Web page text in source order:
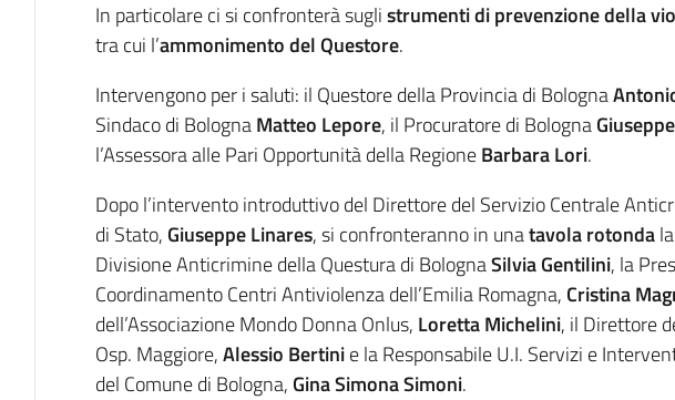
In particolare ci si confronterà suglistrumenti di prevenzione della
tra cui l’ammonimento del Questore.
Intervengono per i saluti: il Questore della Provincia di Bologna
Sindaco di BolognaMatteo Lepore, il Procuratore di Bologna
l’Assessora alle Pari Opportunità della RegioneBarbara Lori.
Dopo l’intervento introduttivo del Direttore del Servizio Centrale
di Stato, Giuseppe Linares, si confronteranno in unatavola rotondala
Divisione Anticrimine della Questura di BolognaSilvia Gentilini, la
Coordinamento Centri Antiviolenza dell’Emilia Romagna, Cristina
dell’Associazione Mondo Donna Onlus, Loretta Michelini, il Direttore
Osp. Maggiore,Alessio Bertinie la Responsabile U.I. Servizi e
del Comune di Bologna, Gina Simona Simoni.